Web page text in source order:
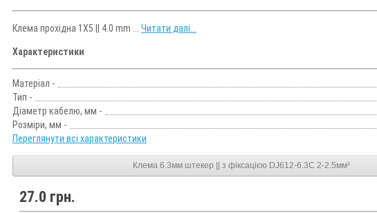
Клема прохідна 1X5 || 4.0 mm ... Читати далі...
Характеристики
Матеріал -
Тип -
Діаметр кабелю, мм -
Розміри, мм -
Переглянути всі характеристики
Клема 6.3мм штекер || з фіксацією DJ612-6.3C 2-2.5мм²
27.0 грн.